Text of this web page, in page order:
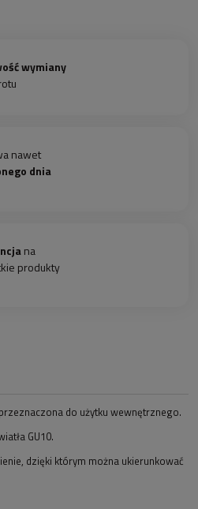
wymiany
nawet
dnia
na
produkty
do użytku wewnętrznego.
GU10.
dzięki którym można ukierunkować